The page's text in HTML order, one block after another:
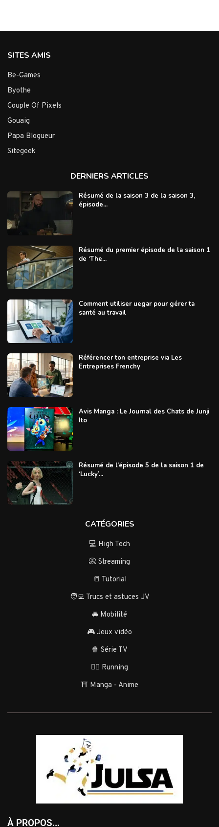
SITES AMIS
Be-Games
Byothe
Couple Of Pixels
Gouaig
Papa Blogueur
Sitegeek
DERNIERS ARTICLES
Résumé de la saison 3 de la saison 3,
épisode...
Résumé du premier épisode de la saison 1
de ‘The...
Comment utiliser uegar pour gérer ta
santé au travail
Référencer ton entreprise via Les
Entreprises Frenchy
Avis Manga : Le Journal des Chats de Junji
Ito
Résumé de l’épisode 5 de la saison 1 de
‘Lucky’...
CATÉGORIES
💻 High Tech
📀 Streaming
📒 Tutorial
🧑‍💻 Trucs et astuces JV
🚘 Mobilité
🎮 Jeux vidéo
🍿 Série TV
🏃‍♂️ Running
⛩️ Manga - Anime
À PROPOS...